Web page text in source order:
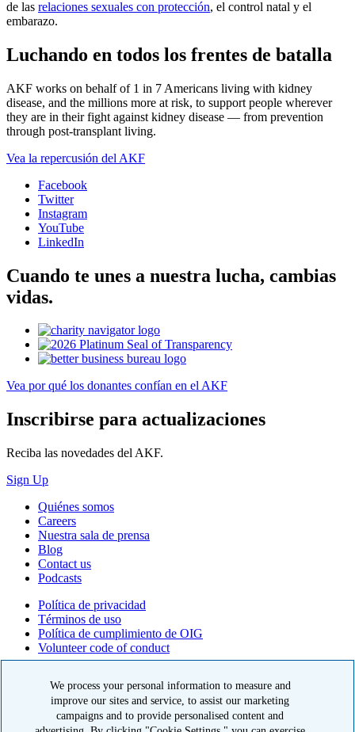
de las relaciones sexuales con protección, el control natal y el
embarazo.
Luchando en todos los frentes de batalla
AKF works on behalf of 1 in 7 Americans living with kidney
disease, and the millions more at risk, to support people wherever
they are in their fight against kidney disease — from prevention
through post-transplant living.
Vea la repercusión del AKF
Facebook
Twitter
Instagram
YouTube
LinkedIn
Cuando te unes a nuestra lucha, cambias
vidas.
Vea por qué los donantes confían en el AKF
Inscribirse para actualizaciones
Reciba las novedades del AKF.
Sign Up
Quiénes somos
Careers
Nuestra sala de prensa
Blog
Contact us
Podcasts
Política de privacidad
Términos de uso
Política de cumplimiento de OIG
Volunteer code of conduct
El American Kidney Fund es una organización 501(c)(3) calificada
que goza de exención tributaria. EIN: 23-7124261. CFC #11404
We process your personal information to measure and
improve our sites and service, to assist our marketing
campaigns and to provide personalised content and